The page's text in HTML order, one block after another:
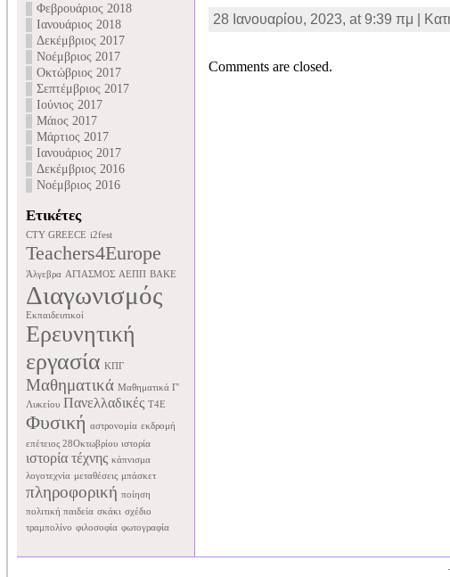
Φεβρουάριος 2018
Ιανουάριος 2018
Δεκέμβριος 2017
Νοέμβριος 2017
Οκτώβριος 2017
Σεπτέμβριος 2017
Ιούνιος 2017
Μάιος 2017
Μάρτιος 2017
Ιανουάριος 2017
Δεκέμβριος 2016
Νοέμβριος 2016
Ετικέτες
CTY GREECE i2fest
Teachers4Europe
Άλγεβρα ΑΓΙΑΣΜΟΣ ΑΕΠΠ ΒΑΚΕ
Διαγωνισμός
Εκπαιδευτικοί
Ερευνητική
εργασία ΚΠΓ
Μαθηματικά Μαθηματικά Γ'
Λυκείου Πανελλαδικές Τ4Ε
Φυσική αστρονομία εκδρομή
επέτειος 28Οκτωβρίου ιστορία
ιστορία τέχνης κάπνισμα
λογοτεχνία μεταθέσεις μπάσκετ
πληροφορική ποίηση
πολιτική παιδεία σκάκι σχέδιο
τραμπολίνο φιλοσοφία φωτογραφία
28 Ιανουαρίου, 2023, at 9:39 πμ |
Comments are closed.